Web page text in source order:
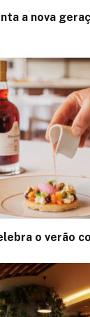
a nova
o verão